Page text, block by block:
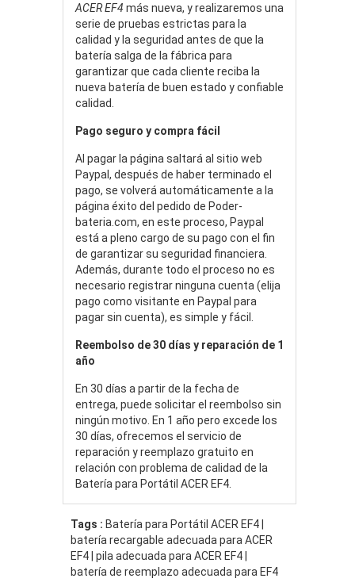
ACER EF4más nueva, y realizaremos una
serie de pruebas estrictas para la
calidad y la seguridad antes de que la
batería salga de la fábrica para
garantizar que cada cliente reciba la
nueva batería de buen estado y confiable
calidad.
Pago seguro y compra fácil
Al pagar la página saltará al sitio web
Paypal, después de haber terminado el
pago, se volverá automáticamente a la
página éxito del pedido de Poder-
bateria.com, en este proceso, Paypal
está a pleno cargo de su pago con el fin
de garantizar su seguridad financiera.
Además, durante todo el proceso no es
necesario registrar ninguna cuenta (elija
pago como visitante en Paypal para
pagar sin cuenta), es simple y fácil.
Reembolso de 30 días y reparación de 1
año
En 30 días a partir de la fecha de
entrega, puede solicitar el reembolso sin
ningún motivo. En 1 año pero excede los
30 días, ofrecemos el servicio de
reparación y reemplazo gratuito en
relación con problema de calidad de la
Batería para Portátil ACER EF4.
Tags : Batería para Portátil ACER EF4 |
batería recargable adecuada para ACER
EF4 | pila adecuada para ACER EF4 |
batería de reemplazo adecuada para EF4